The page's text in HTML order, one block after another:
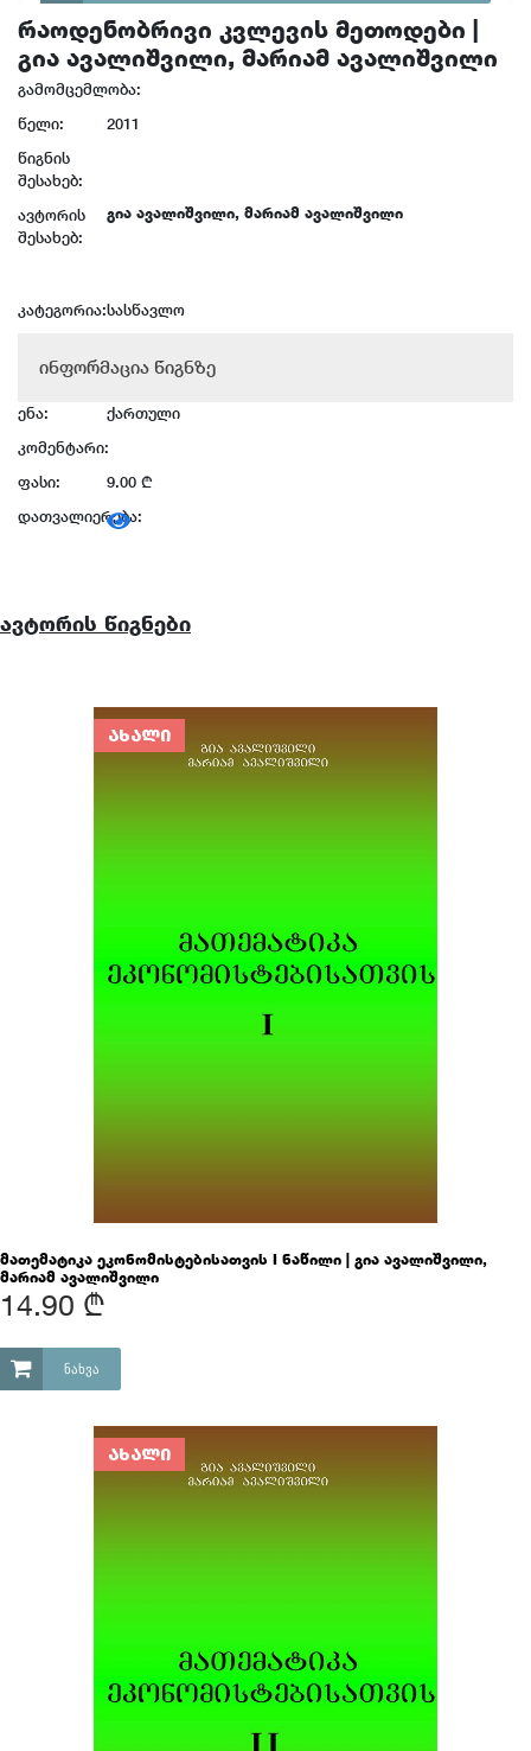
რაოდენობრივი კვლევის მეთოდები |
გია ავალიშვილი, მარიამ ავალიშვილი
გამომცემლობა:
წელი:
2011
წიგნის
შესახებ:
ავტორის
შესახებ:
გია ავალიშვილი, მარიამ ავალიშვილი
კატეგორია:სასწავლო
ინფორმაცია წიგნზე
ენა:
ქართული
კომენტარი:
ფასი:
9.00 ₾
დათვალიერება:
ავტორის წიგნები
ᲐᲮᲐᲚᲘ
მათემატიკა ეკონომისტებისათვის I ნაწილი | გია ავალიშვილი,
მარიამ ავალიშვილი
14.90 ₾
ᲜᲐᲮᲕᲐ
ᲐᲮᲐᲚᲘ